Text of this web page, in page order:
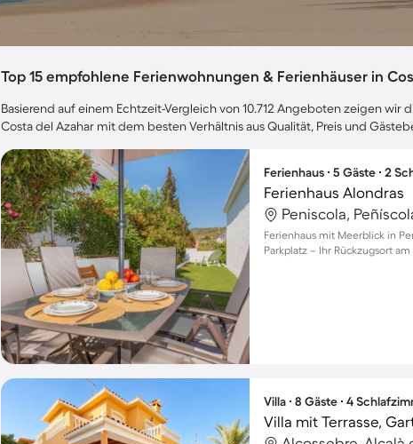
Top 15 empfohlene Ferienwohnungen & Ferienhäuser in
Basierend auf einem Echtzeit-Vergleich von 10.712 Angeboten zeigen wir
Costa del Azahar mit dem besten Verhältnis aus Qualität, Preis und
Ferienhaus ∙ 5 Gäste ∙ 2
Ferienhaus Alondras
Peniscola,
Ferienhaus mit Meerblick in
Parkplatz – Ihr Rückzugsort
Villa ∙ 8 Gäste ∙ 4